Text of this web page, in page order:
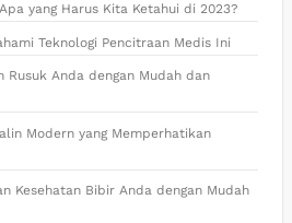
yang Harus Kita Ketahui di 2023?
Teknologi Pencitraan Medis Ini
Rusuk Anda dengan Mudah dan
Modern yang Memperhatikan
Kesehatan Bibir Anda dengan Mudah